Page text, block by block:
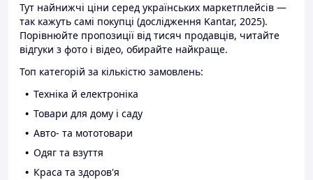
Тут найнижчі ціни серед українських маркетплейсів —
так кажуть самі покупці (дослідження Kantar, 2025).
Порівнюйте пропозиції від тисяч продавців, читайте
відгуки з фото і відео, обирайте найкраще.
Топ категорій за кількістю замовлень:
Техніка й електроніка
Товари для дому і саду
Авто- та мототовари
Одяг та взуття
Краса та здоров'я